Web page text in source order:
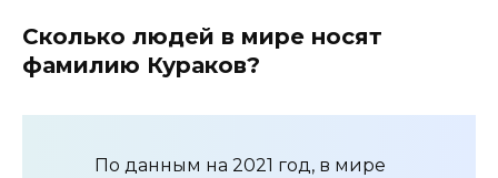
Сколько людей в мире носят
фамилию Кураков?
По данным на 2021 год, в мире